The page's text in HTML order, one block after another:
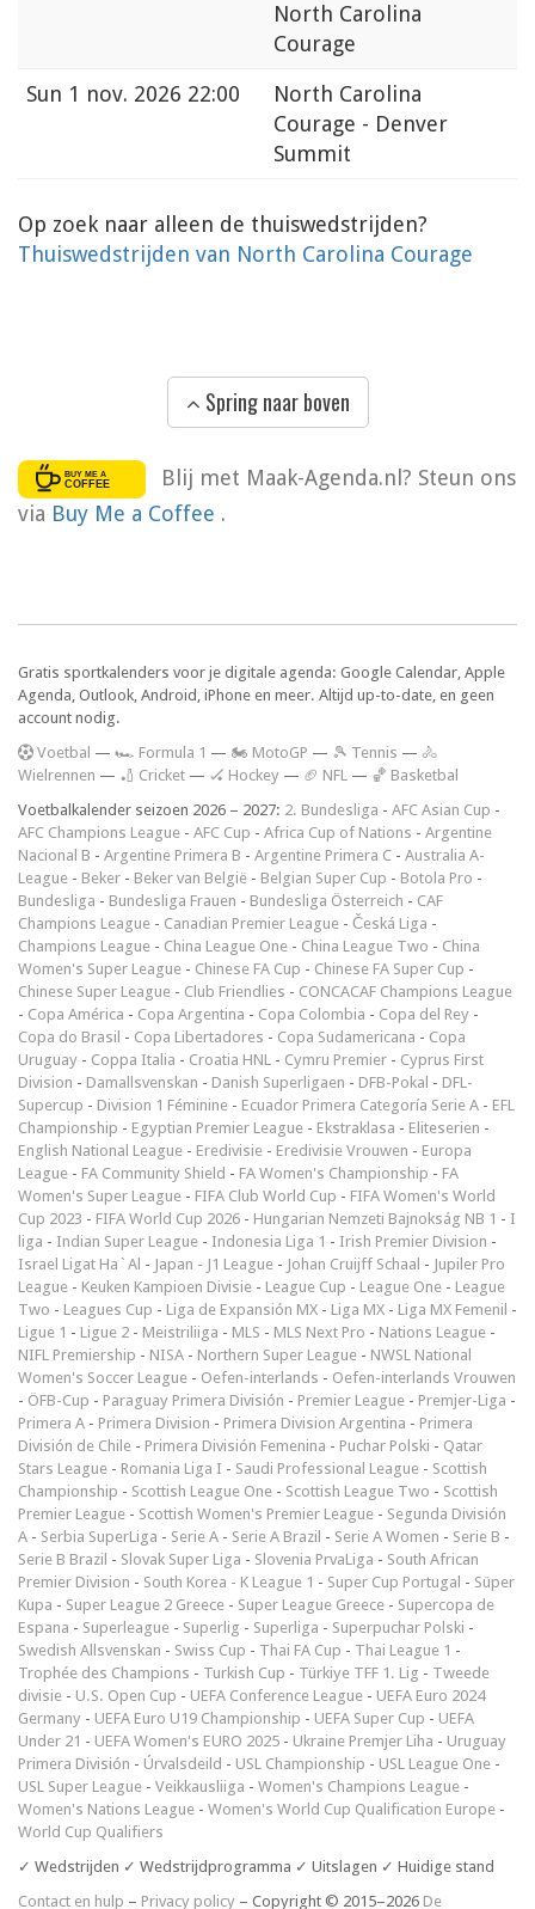
North Carolina
Courage
Sun 1 nov. 2026 22:00
North Carolina
Courage - Denver
Summit
Op zoek naar alleen de thuiswedstrijden?
Thuiswedstrijden van North Carolina Courage
Spring naar boven
Blij met Maak-Agenda.nl? Steun ons
via Buy Me a Coffee .
Gratis sportkalenders voor je digitale agenda: Google Calendar, Apple
Agenda, Outlook, Android, iPhone en meer. Altijd up-to-date, en geen
account nodig.
Voetbal — 🏎️ Formula 1 — 🏍 MotoGP — 🎾 Tennis — 🚴
Wielrennen — 🏏 Cricket — 🏑 Hockey — 🏈 NFL — 🏀 Basketbal
Voetbalkalender seizoen 2026 – 2027: 2. Bundesliga - AFC Asian Cup -
AFC Champions League - AFC Cup - Africa Cup of Nations - Argentine
Nacional B - Argentine Primera B - Argentine Primera C - Australia A-
League - Beker - Beker van België - Belgian Super Cup - Botola Pro -
Bundesliga - Bundesliga Frauen - Bundesliga Österreich - CAF
Champions League - Canadian Premier League - Česká Liga -
Champions League - China League One - China League Two - China
Women's Super League - Chinese FA Cup - Chinese FA Super Cup -
Chinese Super League - Club Friendlies - CONCACAF Champions League
- Copa América - Copa Argentina - Copa Colombia - Copa del Rey -
Copa do Brasil - Copa Libertadores - Copa Sudamericana - Copa
Uruguay - Coppa Italia - Croatia HNL - Cymru Premier - Cyprus First
Division - Damallsvenskan - Danish Superligaen - DFB-Pokal - DFL-
Supercup - Division 1 Féminine - Ecuador Primera Categoría Serie A - EFL
Championship - Egyptian Premier League - Ekstraklasa - Eliteserien -
English National League - Eredivisie - Eredivisie Vrouwen - Europa
League - FA Community Shield - FA Women's Championship - FA
Women's Super League - FIFA Club World Cup - FIFA Women's World
Cup 2023 - FIFA World Cup 2026 - Hungarian Nemzeti Bajnokság NB 1 - I
liga - Indian Super League - Indonesia Liga 1 - Irish Premier Division -
Israel Ligat Ha`Al - Japan - J1 League - Johan Cruijff Schaal - Jupiler Pro
League - Keuken Kampioen Divisie - League Cup - League One - League
Two - Leagues Cup - Liga de Expansión MX - Liga MX - Liga MX Femenil -
Ligue 1 - Ligue 2 - Meistriliiga - MLS - MLS Next Pro - Nations League -
NIFL Premiership - NISA - Northern Super League - NWSL National
Women's Soccer League - Oefen-interlands - Oefen-interlands Vrouwen
- ÖFB-Cup - Paraguay Primera División - Premier League - Premjer-Liga -
Primera A - Primera Division - Primera Division Argentina - Primera
División de Chile - Primera División Femenina - Puchar Polski - Qatar
Stars League - Romania Liga I - Saudi Professional League - Scottish
Championship - Scottish League One - Scottish League Two - Scottish
Premier League - Scottish Women's Premier League - Segunda División
A - Serbia SuperLiga - Serie A - Serie A Brazil - Serie A Women - Serie B -
Serie B Brazil - Slovak Super Liga - Slovenia PrvaLiga - South African
Premier Division - South Korea - K League 1 - Super Cup Portugal - Süper
Kupa - Super League 2 Greece - Super League Greece - Supercopa de
Espana - Superleague - Superlig - Superliga - Superpuchar Polski -
Swedish Allsvenskan - Swiss Cup - Thai FA Cup - Thai League 1 -
Trophée des Champions - Turkish Cup - Türkiye TFF 1. Lig - Tweede
divisie - U.S. Open Cup - UEFA Conference League - UEFA Euro 2024
Germany - UEFA Euro U19 Championship - UEFA Super Cup - UEFA
Under 21 - UEFA Women's EURO 2025 - Ukraine Premjer Liha - Uruguay
Primera División - Úrvalsdeild - USL Championship - USL League One -
USL Super League - Veikkausliiga - Women's Champions League -
Women's Nations League - Women's World Cup Qualification Europe -
World Cup Qualifiers
✓ Wedstrijden ✓ Wedstrijdprogramma ✓ Uitslagen ✓ Huidige stand
Contact en hulp – Privacy policy – Copyright © 2015–2026 De